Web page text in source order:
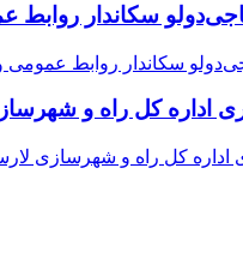
سکاندار روابط
اداره کل راه و